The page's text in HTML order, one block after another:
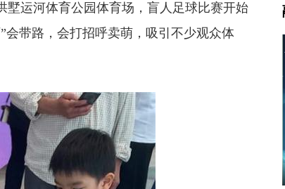
运河体育公园体育场，盲人足球比赛开始
会带路，会打招呼卖萌，吸引不少观众体